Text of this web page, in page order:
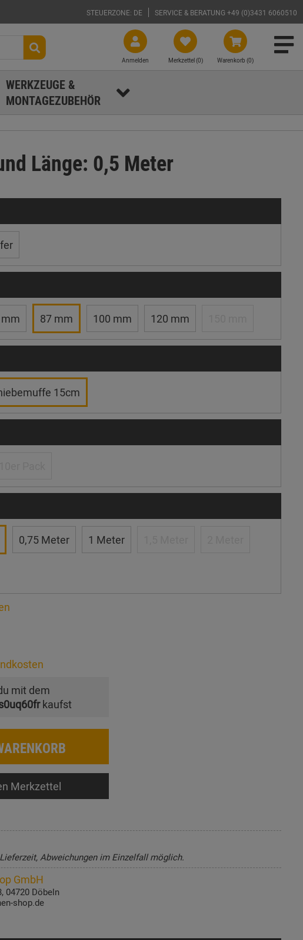
STEUERZONE: DE SERVICE & BERATUNG +49 (0)3431 6060510
Warenkorb (0)
Merkzettel (0)
Anmelden
WERKZEUGE &
MONTAGEZUBEHÖR
Länge: 0,5 Meter
87 mm 100 mm 120 mm
15cm
0,75 Meter 1 Meter
mit dem
kaufst
Merkzettel
Abweichungen im Einzelfall möglich.
GmbH
04720 Döbeln
shop.de